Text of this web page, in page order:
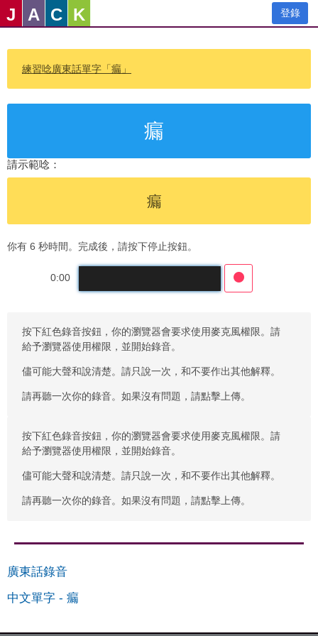
J A C K 登錄
練習唸廣東話單字「瘺」
瘺
請示範唸：
瘺
你有 6 秒時間。完成後，請按下停止按鈕。
0:00
按下紅色錄音按鈕，你的瀏覽器會要求使用麥克風權限。請
給予瀏覽器使用權限，並開始錄音。
儘可能大聲和說清楚。請只說一次，和不要作出其他解釋。
請再聽一次你的錄音。如果沒有問題，請點擊上傳。
按下紅色錄音按鈕，你的瀏覽器會要求使用麥克風權限。請
給予瀏覽器使用權限，並開始錄音。
儘可能大聲和說清楚。請只說一次，和不要作出其他解釋。
請再聽一次你的錄音。如果沒有問題，請點擊上傳。
廣東話錄音
中文單字 - 瘺